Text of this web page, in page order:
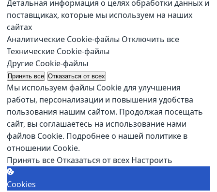
Детальная информация о целях обработки данных и
поставщиках, которые мы используем на наших
сайтах
Аналитические Cookie-файлы Отключить все
Технические Cookie-файлы
Другие Cookie-файлы
Принять все Отказаться от всех
Мы используем файлы Cookie для улучшения
работы, персонализации и повышения удобства
пользования нашим сайтом. Продолжая посещать
сайт, вы соглашаетесь на использование нами
файлов Cookie. Подробнее о нашей политике в
отношении Cookie.
Принять все Отказаться от всех Настроить
Cookies